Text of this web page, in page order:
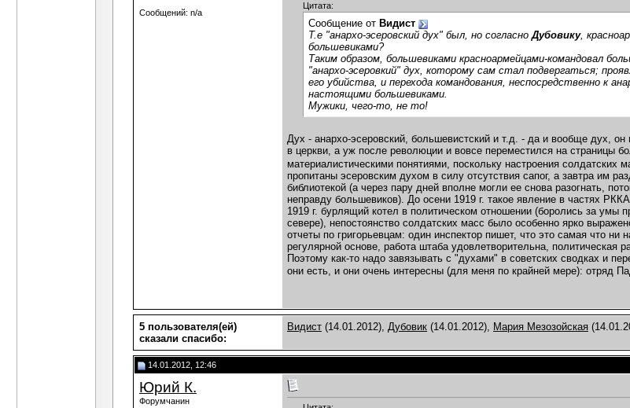
Сообщений: n/a
Цитата:
Сообщение от Видист
Т.е "анархо-эсеровский дух" был, но согласноДубовику,
большевиками?
Таким образом, большевиками красноармейцами-командовал
"анархо-эсеровкий" дух, которому сам стал подвергаться;
его убийства, и перехода командования, неспосредственно к
настоящими большевиками.
Мужики, чего-то, не то!
Дух - анархо-эсеровский, большевистский и т.д. - да и вообще дух,
в церкви, а уж после революции и вовсе переместился на страницы
материалистическими понятиями, поскольку настроения
пропитаны эсеровским духом в силу отсутствия сапог, а завтра им
библиотекой (а через пару дней вполне могли ее снова разогнать,
неправду большевиков). До осени 1919 г. такое явление в частях
1919 г. бурлящий котел в политическом отношении (боролись за
севере), непостоянство солдатских масс было особенно ярко
отчеты по григорьевцам: один инспектор пишет, что это самая что
регулярной основе, работа штаба удовлетворительна, политическая
Поэтому как-то надо завязывать с "духами" в советских сводках и
они есть, и они очень интересны (для меня по крайней мере): отряд
5 пользователя(ей)
сказали cпасибо:
Видист (14.01.2012), Дубовик (14.01.2012), Мария Мезозойская
14.01.2012, 12:46
Юрий К.
Форумчанин